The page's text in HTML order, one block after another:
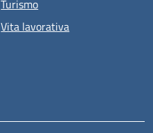
Turismo
Vita lavorativa